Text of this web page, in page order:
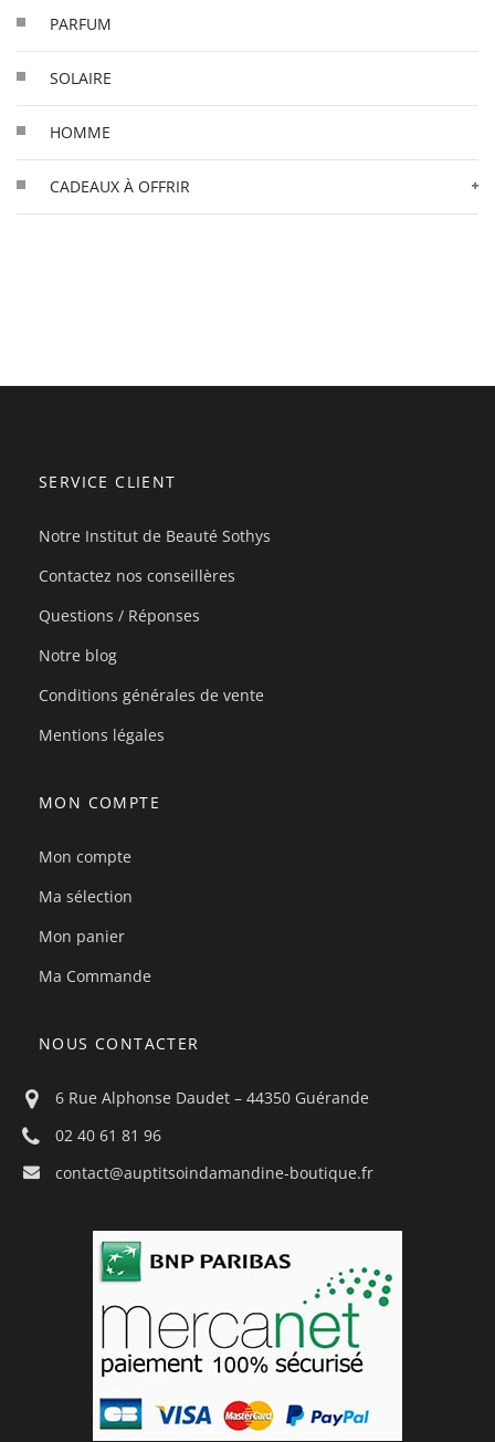
PARFUM
SOLAIRE
HOMME
CADEAUX À OFFRIR
SERVICE CLIENT
Notre Institut de Beauté Sothys
Contactez nos conseillères
Questions / Réponses
Notre blog
Conditions générales de vente
Mentions légales
MON COMPTE
Mon compte
Ma sélection
Mon panier
Ma Commande
NOUS CONTACTER
6 Rue Alphonse Daudet – 44350 Guérande
02 40 61 81 96
contact@auptitsoindamandine-boutique.fr